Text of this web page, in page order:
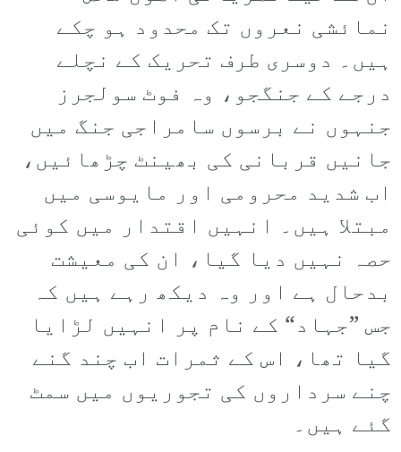
نمائشی نعروں تک محدود ہو چکے
ہیں۔ دوسری طرف تحریک کے نچلے
درجے کے جنگجو، وہ فوٹ سولجرز
جنہوں نے برسوں سامراجی جنگ میں
جانیں قربانی کی بھینٹ چڑھائیں،
اب شدید محرومی اور مایوسی میں
مبتلا ہیں۔ انہیں اقتدار میں کوئی
حصہ نہیں دیا گیا، ان کی معیشت
بدحال ہے اور وہ دیکھ رہے ہیں کہ
جس ”جہاد“ کے نام پر انہیں لڑایا
گیا تھا، اس کے ثمرات اب چند گنے
چنے سرداروں کی تجوریوں میں سمٹ
گئے ہیں۔